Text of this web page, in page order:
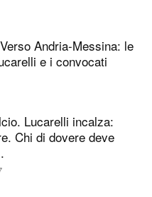
Andria-Messina: le
e i convocati
Lucarelli incalza:
Chi di dovere deve